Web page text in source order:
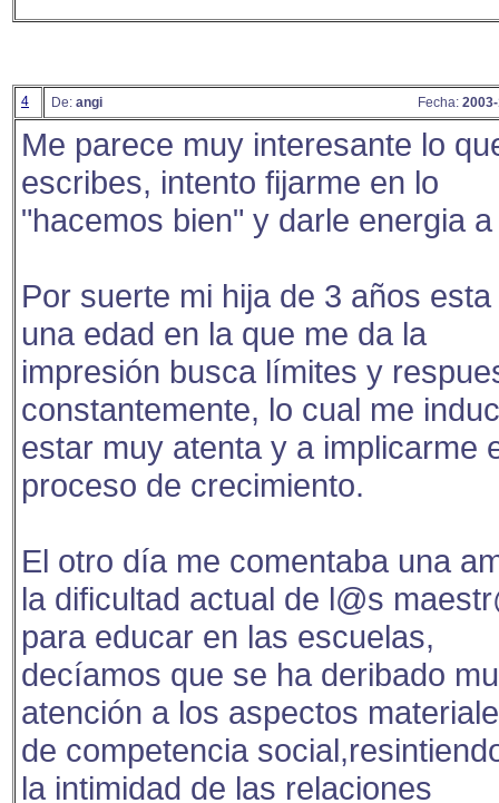
4 De: angi Fecha:
Me parece muy interesante lo
escribes, intento fijarme en lo
"hacemos bien" y darle energia
Por suerte mi hija de 3 años esta
una edad en la que me da la
impresión busca límites y
constantemente, lo cual me
estar muy atenta y a implicarme
proceso de crecimiento.
El otro día me comentaba una
la dificultad actual de l@s
para educar en las escuelas,
decíamos que se ha deribado
atención a los aspectos
de competencia
la intimidad de las relaciones